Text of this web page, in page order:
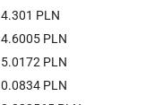
4.301 PLN
4.6005 PLN
5.0172 PLN
0.0834 PLN